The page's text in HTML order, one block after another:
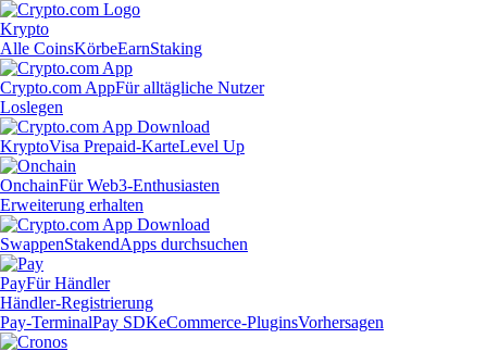
Krypto
Alle CoinsKörbeEarnStaking
Crypto.com AppFür alltägliche Nutzer
Loslegen
KryptoVisa Prepaid-KarteLevel Up
OnchainFür Web3-Enthusiasten
Erweiterung erhalten
SwappenStakendApps durchsuchen
PayFür Händler
Händler-Registrierung
Pay-TerminalPay SDKeCommerce-PluginsVorhersagen